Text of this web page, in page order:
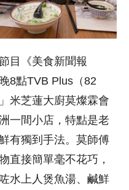
目《美食新聞報
8點TVB Plus（82
米芝蓮大廚莫燦霖會
一間小店，特點是老
有獨到手法。莫師傅
直接簡單毫不花巧，
水上人煲魚湯、鹹鮮